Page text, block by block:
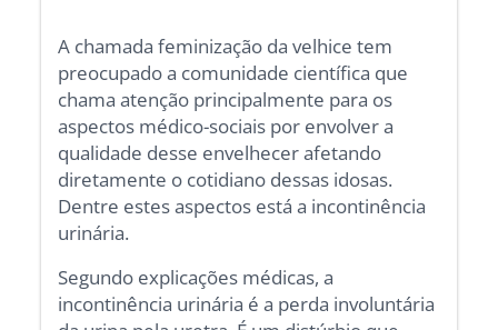
A chamada feminização da velhice tem
preocupado a comunidade científica que
chama atenção principalmente para os
aspectos médico-sociais por envolver a
qualidade desse envelhecer afetando
diretamente o cotidiano dessas idosas.
Dentre estes aspectos está a incontinência
urinária.
Segundo explicações médicas, a
incontinência urinária é a perda involuntária